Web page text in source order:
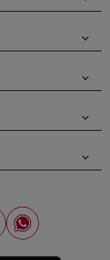
keyboard_arrow_down
keyboard_arrow_down
keyboard_arrow_down
keyboard_arrow_down